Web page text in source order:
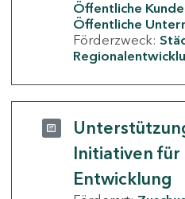
Öffentliche
Öffentliche
Förderzweck:
Initiativen
Entwicklung